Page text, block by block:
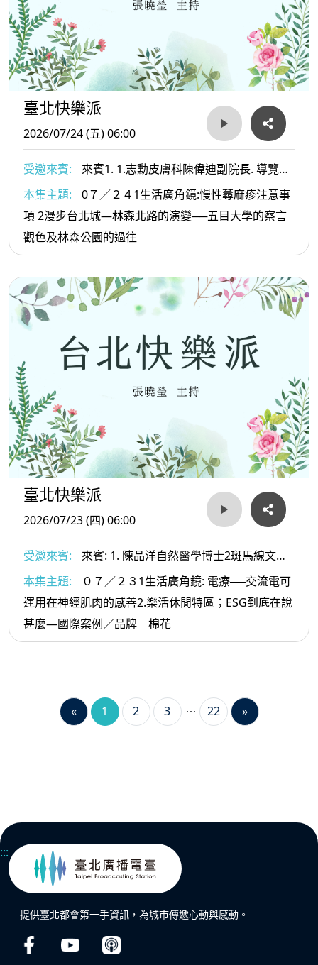
臺北快樂派
2026/07/24 (五) 06:00
受邀來賓:
來賓1. 1.志勳皮膚科陳偉迪副院長. 導覽專
家 葉倫會老師
本集主題:
0７／２４1生活廣角鏡:慢性蕁麻疹注意事
項 2漫步台北城—林森北路的演變──五目大學的察言
觀色及林森公園的過往
臺北快樂派
2026/07/23 (四) 06:00
受邀來賓:
來賓: 1. 陳品洋自然醫學博士2斑馬線文庫
社長及文史工作者-許赫老師
本集主題:
０７／２３1生活廣角鏡: 電療──交流電可
運用在神經肌肉的感善2.樂活休閒特區；ESG到底在說
甚麼—國際案例／品牌 棉花
« 1 2 3 22 »
:::
提供臺北都會第一手資訊，為城市傳遞心動與感動。